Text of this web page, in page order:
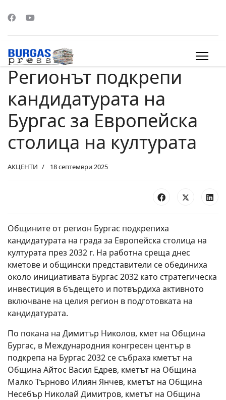
Регионът подкрепи
кандидатурата на
Бургас за Европейска
столица на културата
АКЦЕНТИ 18 септември 2025
Общините от регион Бургас подкрепиха
кандидатурата на града за Европейска столица на
културата през 2032 г. На работна среща днес
кметове и общински представители се обединиха
около инициативата Бургас 2032 като стратегическа
инвестиция в бъдещето и потвърдиха активното
включване на целия регион в подготовката на
кандидатурата.
По покана на Димитър Николов, кмет на Община
Бургас, в Международния конгресен център в
подкрепа на Бургас 2032 се събраха кметът на
Община Айтос Васил Едрев, кметът на Община
Малко Търново Илиян Янчев, кметът на Община
Несебър Николай Димитров, кметът на Община